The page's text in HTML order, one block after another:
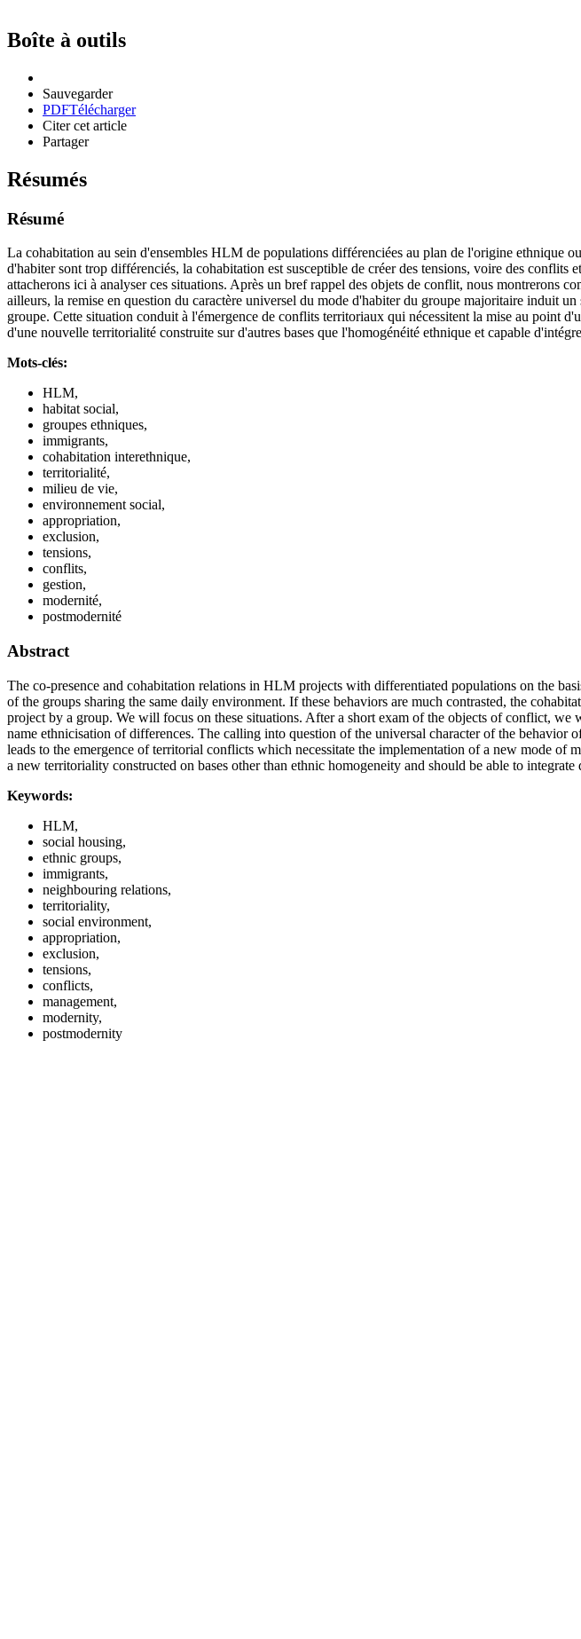
Boîte à outils
Sauvegarder
PDFTélécharger
Citer cet article
Partager
Résumés
Résumé
La cohabitation au sein d'ensembles HLM de populations différenciées au plan de l'origine ethnique
d'habiter sont trop différenciés, la cohabitation est susceptible de créer des tensions, voire des
attacherons ici à analyser ces situations. Après un bref rappel des objets de conflit, nous montrerons
ailleurs, la remise en question du caractère universel du mode d'habiter du groupe majoritaire induit
groupe. Cette situation conduit à l'émergence de conflits territoriaux qui nécessitent la mise au point
d'une nouvelle territorialité construite sur d'autres bases que l'homogénéité ethnique et capable
Mots-clés:
HLM,
habitat social,
groupes ethniques,
immigrants,
cohabitation interethnique,
territorialité,
milieu de vie,
environnement social,
appropriation,
exclusion,
tensions,
conflits,
gestion,
modernité,
postmodernité
Abstract
The co-presence and cohabitation relations in HLM projects with differentiated populations on the
of the groups sharing the same daily environment. If these behaviors are much contrasted, the
project by a group. We will focus on these situations. After a short exam of the objects of conflict,
name ethnicisation of differences. The calling into question of the universal character of the
leads to the emergence of territorial conflicts which necessitate the implementation of a new mode of
a new territoriality constructed on bases other than ethnic homogeneity and should be able to integrate
Keywords:
HLM,
social housing,
ethnic groups,
immigrants,
neighbouring relations,
territoriality,
social environment,
appropriation,
exclusion,
tensions,
conflicts,
management,
modernity,
postmodernity